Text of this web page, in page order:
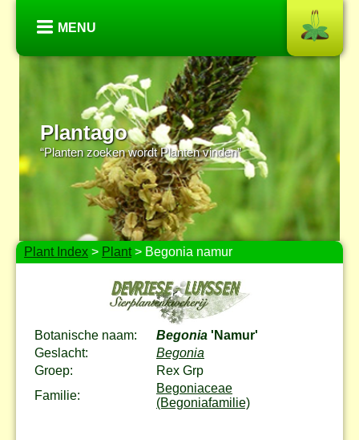
MENU
Plantago
“Planten zoeken wordt Planten vinden”
Plant Index > Plant> Begonia namur
Botanische naam: Begonia 'Namur'
Geslacht:
Begonia
Groep:
Rex Grp
Familie:
Begoniaceae
(Begoniafamilie)